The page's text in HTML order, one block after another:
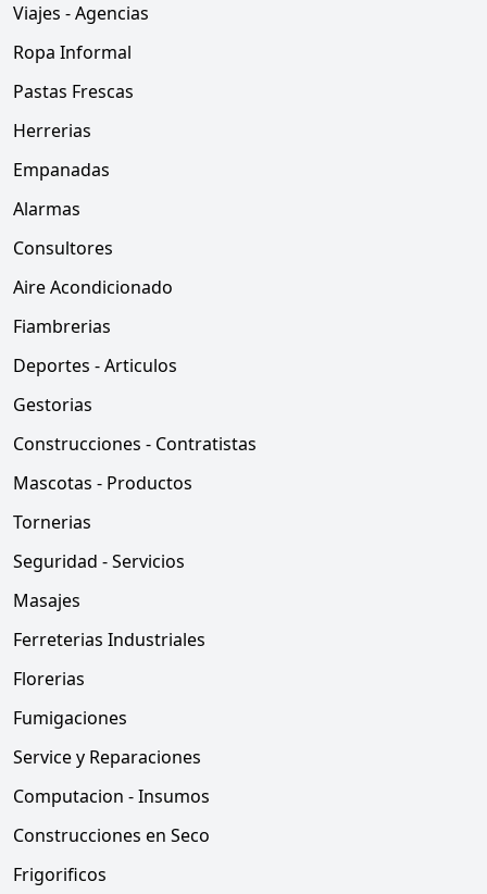
Viajes - Agencias
Ropa Informal
Pastas Frescas
Herrerias
Empanadas
Alarmas
Consultores
Aire Acondicionado
Fiambrerias
Deportes - Articulos
Gestorias
Construcciones - Contratistas
Mascotas - Productos
Tornerias
Seguridad - Servicios
Masajes
Ferreterias Industriales
Florerias
Fumigaciones
Service y Reparaciones
Computacion - Insumos
Construcciones en Seco
Frigorificos